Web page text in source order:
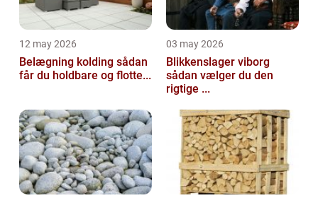
12 may 2026
Belægning kolding sådan
får du holdbare og flotte...
03 may 2026
Blikkenslager viborg
sådan vælger du den
rigtige ...